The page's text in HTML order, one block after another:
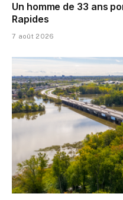
Un homme de 33 ans
Rapides
7 août 2026